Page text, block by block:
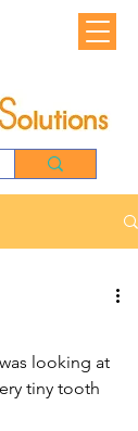
tiny tooth